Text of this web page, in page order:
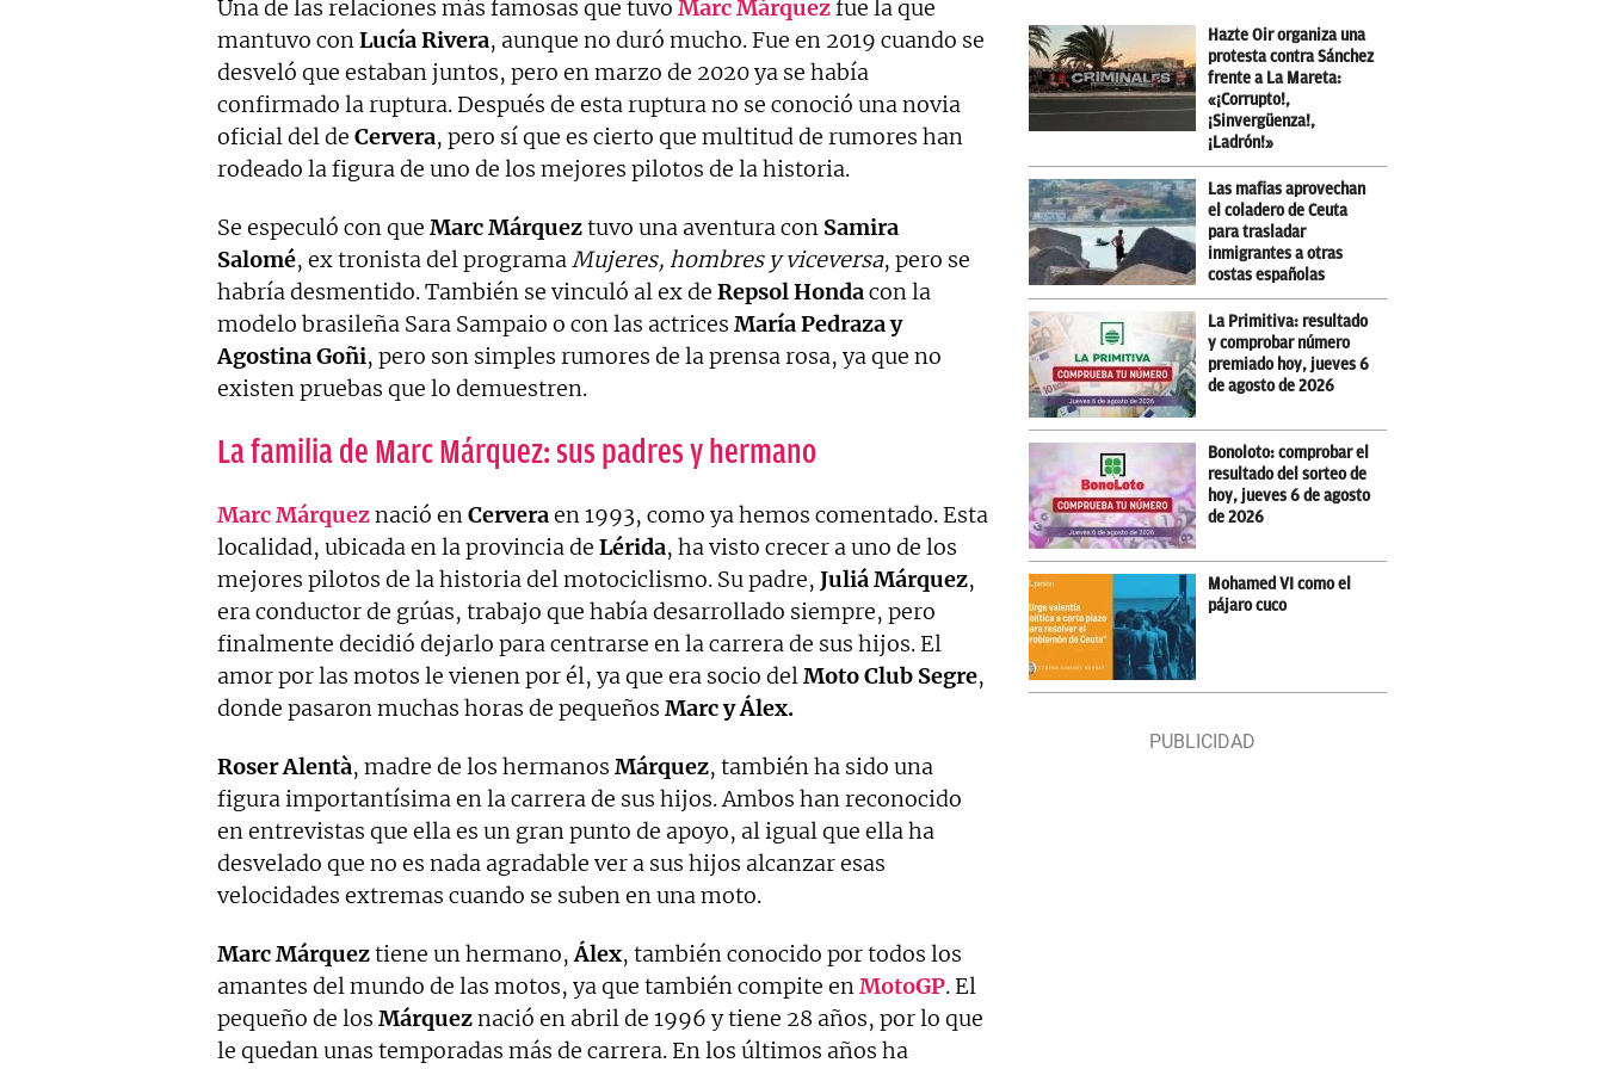
Una de las relaciones más famosas que tuvo Marc Márquezfue la que
mantuvo conLucía Rivera, aunque no duró mucho. Fue en 2019 cuando se
desveló que estaban juntos, pero en marzo de 2020 ya se había
confirmado la ruptura. Después de esta ruptura no se conoció una novia
oficial del de Cervera, pero sí que es cierto que multitud de rumores han
rodeado la figura de uno de los mejores pilotos de la historia.
Se especuló con que Marc Márqueztuvo una aventura con Samira
Salomé, ex tronista del programaMujeres, hombres y viceversa, pero se
habría desmentido. También se vinculó al ex de Repsol Hondacon la
modelo brasileña Sara Sampaio o con las actrices María Pedraza y
Agostina Goñi, pero son simples rumores de la prensa rosa, ya que no
existen pruebas que lo demuestren.
La familia de Marc Márquez: sus padres y hermano
Marc Márqueznació enCerveraen 1993, como ya hemos comentado. Esta
localidad, ubicada en la provincia de Lérida, ha visto crecer a uno de los
mejores pilotos de la historia del motociclismo. Su padre, Juliá Márquez,
era conductor de grúas, trabajo que había desarrollado siempre, pero
finalmente decidió dejarlo para centrarse en la carrera de sus hijos. El
amor por las motos le vienen por él, ya que era socio delMoto Club Segre,
donde pasaron muchas horas de pequeños Marc y Álex.
Roser Alentà, madre de los hermanos Márquez, también ha sido una
figura importantísima en la carrera de sus hijos. Ambos han reconocido
en entrevistas que ella es un gran punto de apoyo, al igual que ella ha
desvelado que no es nada agradable ver a sus hijos alcanzar esas
velocidades extremas cuando se suben en una moto.
Marc Márqueztiene un hermano,Álex, también conocido por todos los
amantes del mundo de las motos, ya que también compite enMotoGP. El
pequeño de los Márqueznació en abril de 1996 y tiene 28 años, por lo que
le quedan unas temporadas más de carrera. En los últimos años ha
Hazte Oir organiza una
protesta contra Sánchez
frente a La Mareta:
«¡Corrupto!,
¡Sinvergüenza!,
¡Ladrón!»
Las mafias aprovechan
el coladero de Ceuta
para trasladar
inmigrantes a otras
costas españolas
La Primitiva: resultado
y comprobar número
premiado hoy, jueves 6
de agosto de 2026
Bonoloto: comprobar el
resultado del sorteo de
hoy, jueves 6 de agosto
de 2026
Mohamed VI como el
pájaro cuco